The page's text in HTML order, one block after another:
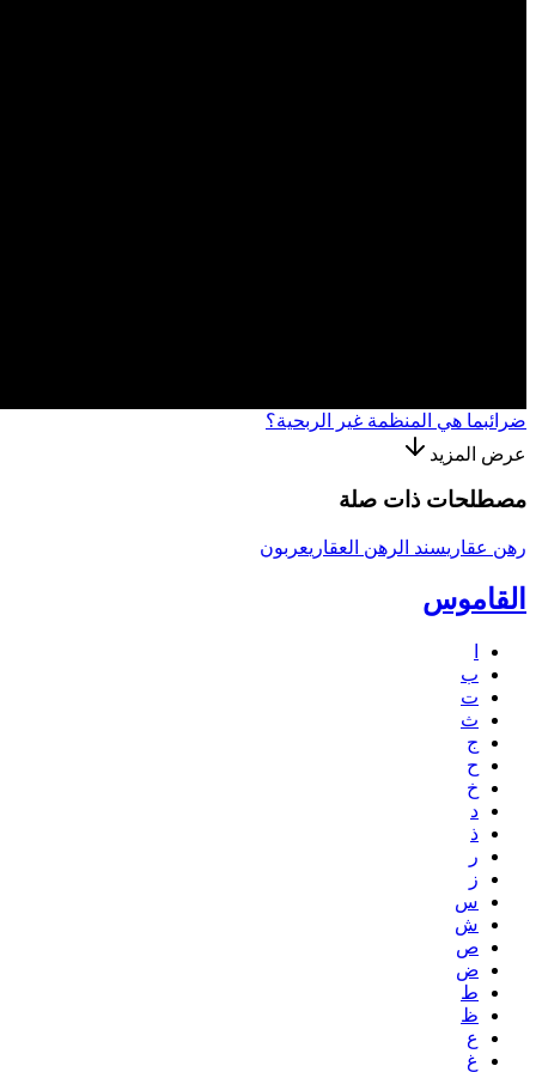
ضرائبما هي المنظمة غير الربحية؟
عرض المزيد
مصطلحات ذات صلة
رهن عقاريسند الرهن العقاريعربون
القاموس
ب
ت
ث
ج
ح
خ
د
ذ
ر
ز
س
ش
ص
ض
ط
ظ
ع
غ